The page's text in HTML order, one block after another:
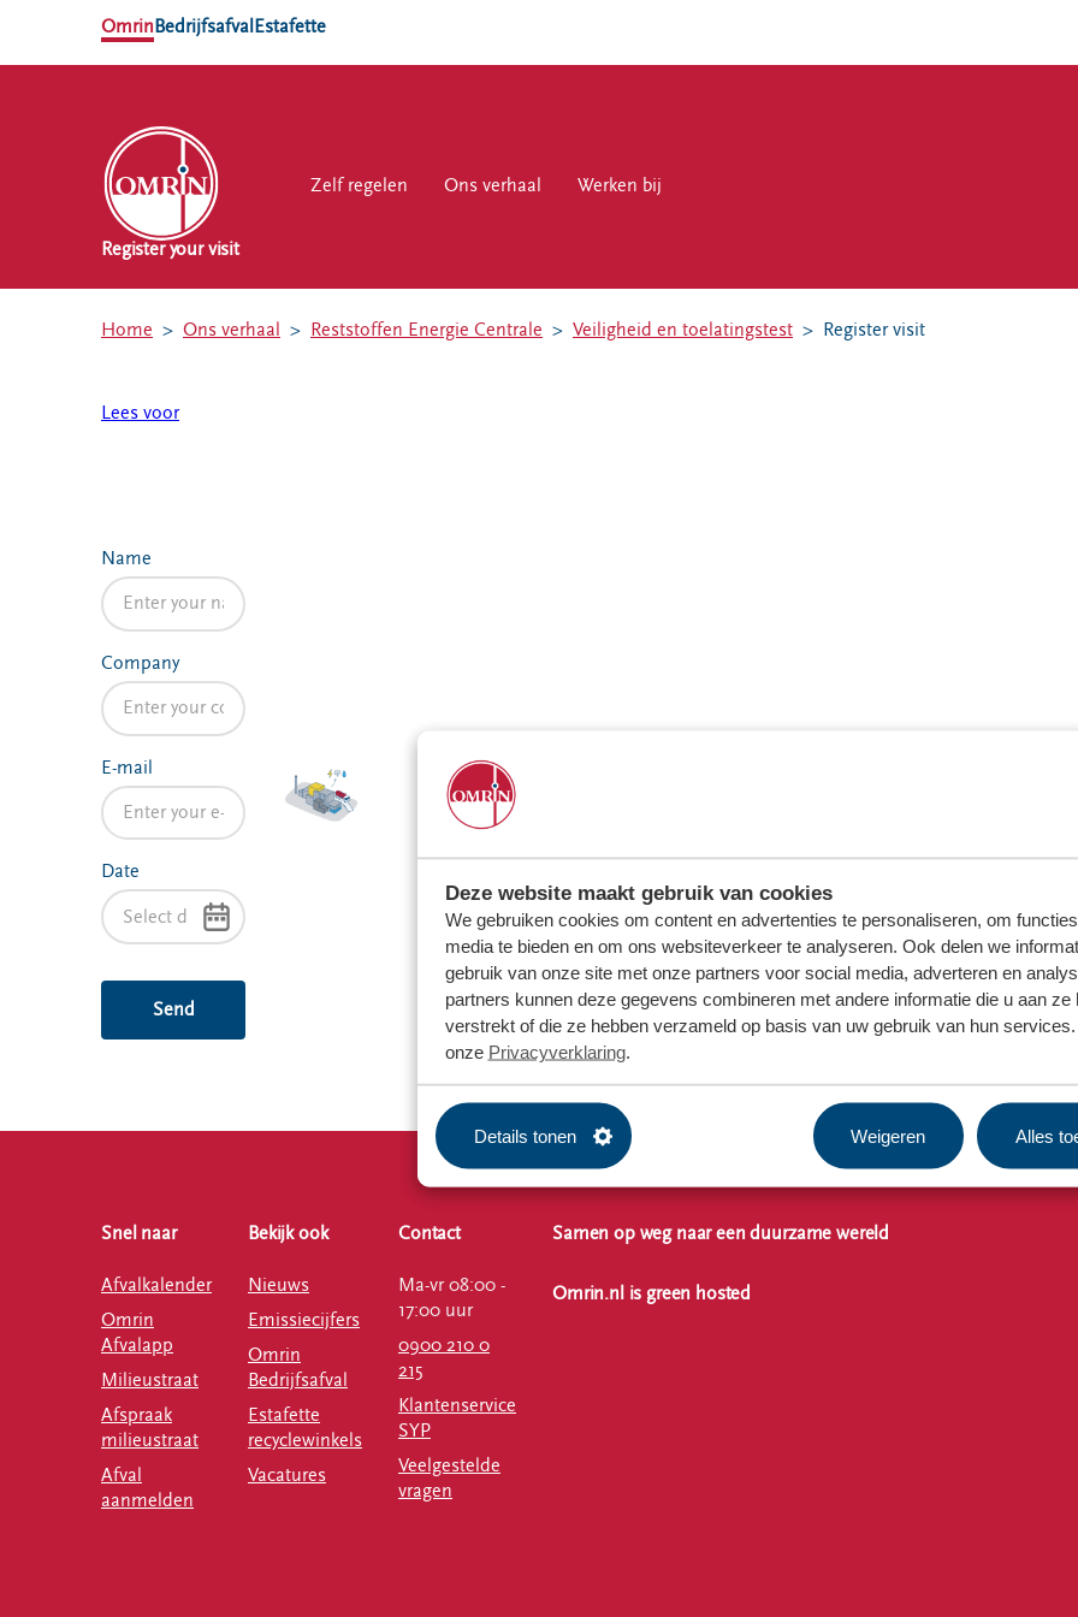
Deze website maakt gebruik van cookies
We gebruiken cookies om content en advertenties te personaliseren, om
media te bieden en om ons websiteverkeer te analyseren. Ook delen we
gebruik van onze site met onze partners voor social media, adverteren en
partners kunnen deze gegevens combineren met andere informatie die u aan ze
verstrekt of die ze hebben verzameld op basis van uw gebruik van hun
onze Privacyverklaring.
Details tonen Weigeren Alles
OmrinBedrijfsafval Estafette
Zelf regelen Ons verhaal Werken bij
Zelf regelen Ons verhaal Werken bij
Afvalkalender
Milieupas
aanvragen
Kringloopspullen
Afval aanmelden
Bouwcontainer
we aan
Ecopark De
Reststoffen
Energie
Centrale
Voor gemeentenVoor leveranciers en bezoekers
Register your visit
Home Ons verhaal Reststoffen Energie Centrale Veiligheid en toelatingstest Register visit
Lees voor
Name
Company
E-mail
Date
Snel naar
Afvalkalender
Omrin
Afvalapp
Milieustraat
Afspraak
milieustraat
Afval
aanmelden
Bekijk ook
Nieuws
Emissiecijfers
Omrin
Bedrijfsafval
Estafette
recyclewinkels
Vacatures
Contact
Ma-vr 08:00 -
17:00 uur
0900 210 0
215
Klantenservice
SYP
Veelgestelde
vragen
Samen op weg naar een duurzame wereld
Omrin.nl is green hosted